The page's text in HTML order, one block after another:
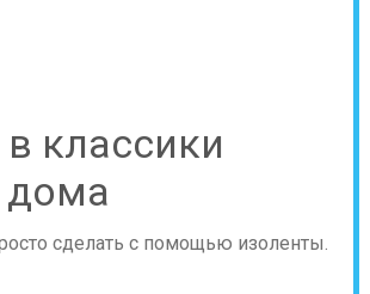
классики
сделать с помощью изоленты.